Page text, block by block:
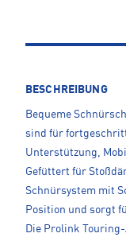
BESCHREIBUNG
Bequeme
sind für
Unterstützung,
Gefüttert für
Schnürsystem mit
Position und sorgt
Die Prolink